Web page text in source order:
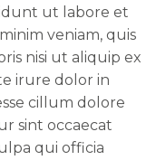
ut labore et
veniam, quis
nisi ut aliquip ex
irure dolor in
cillum dolore
sint occaecat
qui officia